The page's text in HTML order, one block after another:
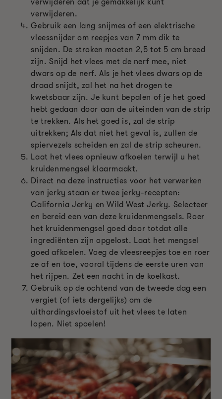
verwijderen dat je gemakkelijk kunt
verwijderen.
Gebruik een lang snijmes of een elektrische
vleessnijder om reepjes van 7 mm dik te
snijden. De stroken moeten 2,5 tot 5 cm breed
zijn. Snijd het vlees met de nerf mee, niet
dwars op de nerf. Als je het vlees dwars op de
draad snijdt, zal het na het drogen te
kwetsbaar zijn. Je kunt bepalen of je het goed
hebt gedaan door aan de uiteinden van de strip
te trekken. Als het goed is, zal de strip
uitrekken; Als dat niet het geval is, zullen de
spiervezels scheiden en zal de strip scheuren.
Laat het vlees opnieuw afkoelen terwijl u het
kruidenmengsel klaarmaakt.
Direct na deze instructies voor het verwerken
van jerky staan er twee jerky-recepten:
California Jerky en Wild West Jerky. Selecteer
en bereid een van deze kruidenmengsels. Roer
het kruidenmengsel goed door totdat alle
ingrediënten zijn opgelost. Laat het mengsel
goed afkoelen. Voeg de vleesreepjes toe en roer
ze af en toe, vooral tijdens de eerste uren van
het rijpen. Zet een nacht in de koelkast.
Gebruik op de ochtend van de tweede dag een
vergiet (of iets dergelijks) om de
uithardingsvloeistof uit het vlees te laten
lopen. Niet spoelen!